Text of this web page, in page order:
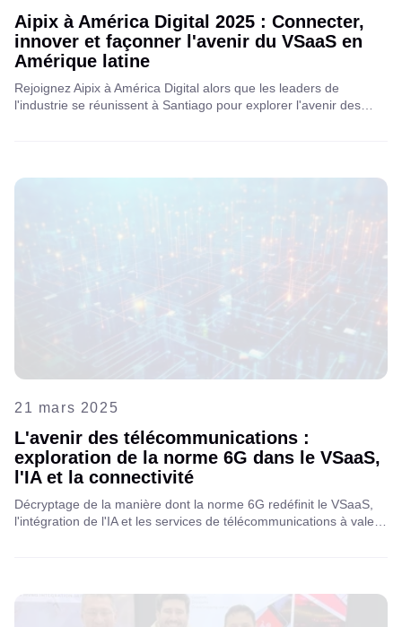
Aipix à América Digital 2025 : Connecter,
innover et façonner l'avenir du VSaaS en
Amérique latine
Rejoignez Aipix à América Digital alors que les leaders de
l'industrie se réunissent à Santiago pour explorer l'avenir des
21 mars 2025
L'avenir des télécommunications :
exploration de la norme 6G dans le VSaaS,
l'IA et la connectivité
Décryptage de la manière dont la norme 6G redéfinit le VSaaS,
l'intégration de l'IA et les services de télécommunications à valeur